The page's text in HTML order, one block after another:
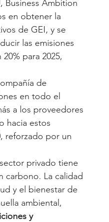
Business Ambition
en obtener la
de GEI, y se
las emisiones
para 2025,
de
en todo el
a los proveedores
hacia estos
reforzado por un
privado tiene
carbono. La calidad
y el bienestar de
ambiental,
y